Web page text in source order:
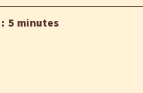
5 minutes